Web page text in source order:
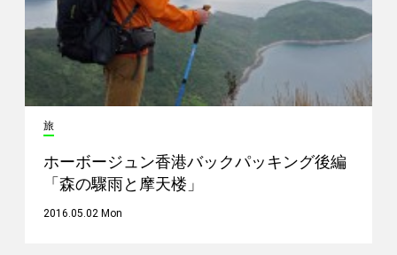
旅
ホーボージュン香港バックパッキング後編
「森の驟雨と摩天楼」
2016.05.02 Mon